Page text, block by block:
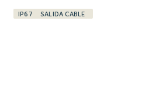
IP67 SALIDA CABLE